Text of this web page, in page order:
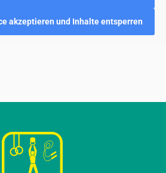
akzeptieren und Inhalte entsperren